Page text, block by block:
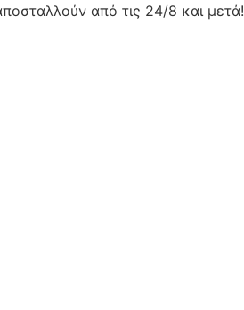
από τις 24/8 και μετά!